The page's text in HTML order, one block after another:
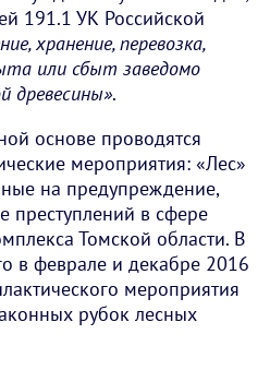
191.1 УК Российской
хранение, перевозка,
или сбыт заведомо
древесины».
основе проводятся
мероприятия: «Лес»
на предупреждение,
преступлений в сфере
Томской области. В
в феврале и декабре 2016
мероприятия
рубок лесных